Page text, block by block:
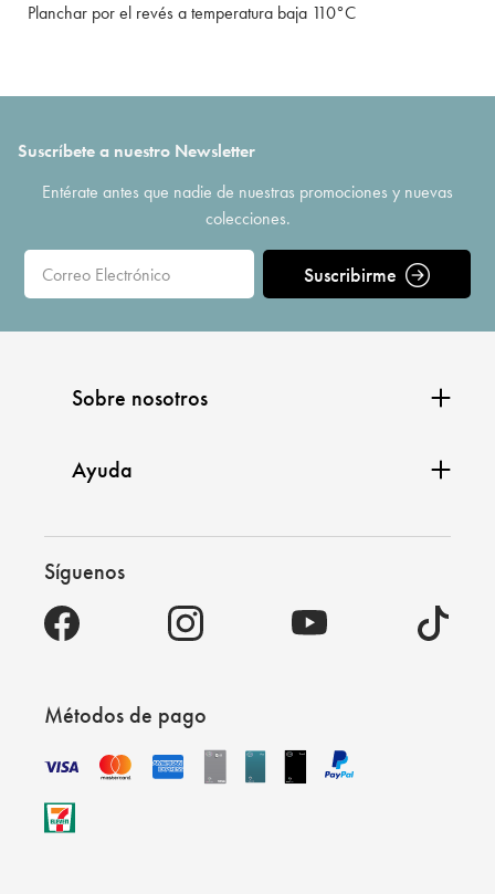
Planchar por el revés a temperatura baja 110°C
Suscríbete a nuestro Newsletter
Entérate antes que nadie de nuestras promociones y nuevas
colecciones.
Suscribirme
Sobre nosotros
Ayuda
Síguenos
Métodos de pago